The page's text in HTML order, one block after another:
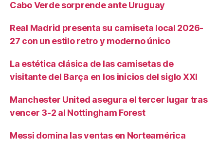
Cabo Verde sorprende ante Uruguay
Real Madrid presenta su camiseta local 2026-
27 con un estilo retro y moderno único
La estética clásica de las camisetas de
visitante del Barça en los inicios del siglo XXI
Manchester United asegura el tercer lugar tras
vencer 3-2 al Nottingham Forest
Messi domina las ventas en Norteamérica